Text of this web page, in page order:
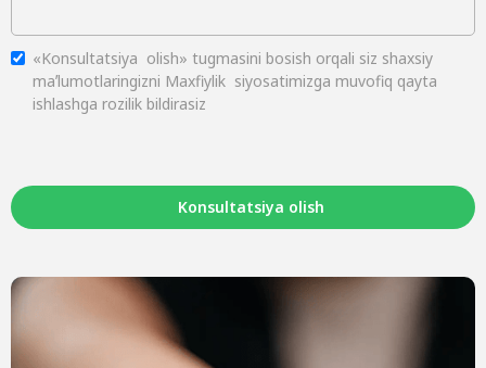
«Konsultatsiya olish» tugmasini bosish orqali siz shaxsiy
maʼlumotlaringizni Maxfiylik siyosatimizga muvofiq qayta
ishlashga rozilik bildirasiz